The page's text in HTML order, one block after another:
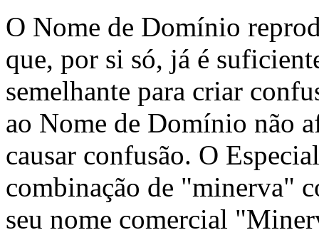
O Nome de Domínio
que, por si só, já é
semelhante para criar
ao Nome de Domínio não
causar confusão. O
combinação de "minerva"
seu nome comercial